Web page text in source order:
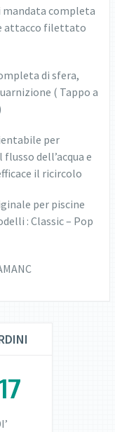
mandata completa
attacco filettato
di sfera,
( Tappo a
per
dell’acqua e
il ricircolo
per piscine
: Classic – Pop